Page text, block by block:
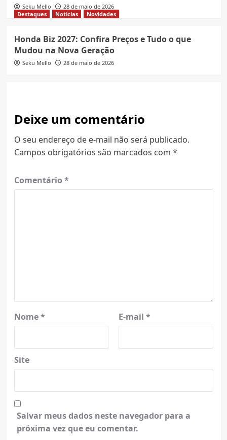
Seku Mello
28 de maio de 2026
Destaques
Notícias Novidades
Honda Biz 2027: Confira Preços e Tudo o que
Mudou na Nova Geração
Seku Mello 28 de maio de 2026
Deixe um comentário
O seu endereço de e-mail não será publicado.
Campos obrigatórios são marcados com *
Comentário *
Nome* E-mail *
Site
Salvar meus dados neste navegador para a
próxima vez que eu comentar.